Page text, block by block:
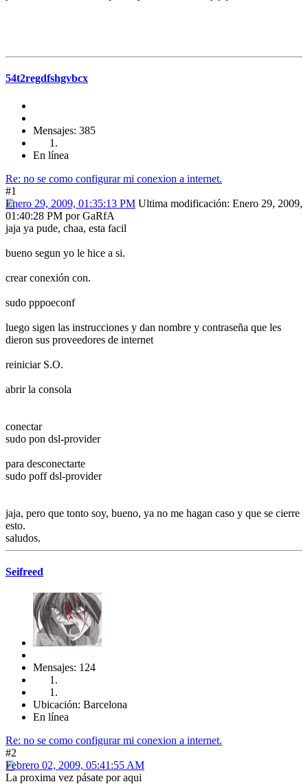
54t2regdfshgvbcx
Mensajes: 385
En línea
Re: no se como configurar mi conexion a internet.
#1
Enero 29, 2009, 01:35:13 PM Ultima modificación: Enero 29, 2009,
01:40:28 PM por GaRfA
jaja ya pude, chaa, esta facil
bueno segun yo le hice a si.
crear conexión con.
sudo pppoeconf
luego sigen las instrucciones y dan nombre y contraseña que les
dieron sus proveedores de internet
reiniciar S.O.
abrir la consola
conectar
sudo pon dsl-provider
para desconectarte
sudo poff dsl-provider
jaja, pero que tonto soy, bueno, ya no me hagan caso y que se cierre
esto.
saludos.
Seifreed
Mensajes: 124
Ubicación: Barcelona
En línea
Re: no se como configurar mi conexion a internet.
#2
Febrero 02, 2009, 05:41:55 AM
La proxima vez pásate por aqui